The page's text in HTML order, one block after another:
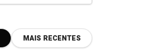
MAIS RECENTES